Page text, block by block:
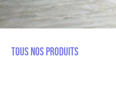
Tous nos produits